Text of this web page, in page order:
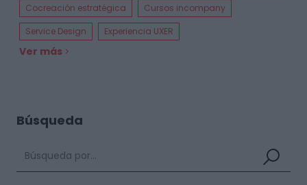
Cocreación estratégica
Cursos incompany
Service Design
Experiencia UXER
Ver más
Búsqueda